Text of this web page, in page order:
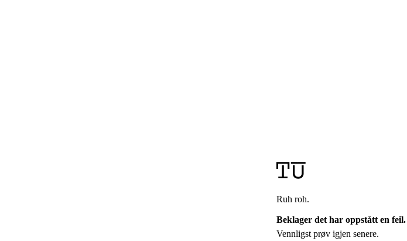
Ruh roh.
Beklager det har oppstått en feil.
Vennligst prøv igjen senere.